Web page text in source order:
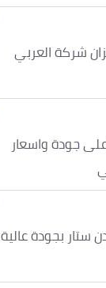
شركة العربي
جودة واسعار
ستار بجودة عالية